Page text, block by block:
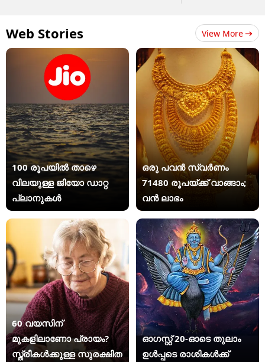
Web Stories View More
100 രൂപയിൽ താഴെ
വിലയുള്ള ജിയോ ഡാറ്റ
പ്ലാനുകൾ
ഒരു പവൻ സ്വർണം
71480 രൂപയ്ക്ക് വാങ്ങാം;
വൻ ലാഭം
60 വയസിന്
മുകളിലാണോ പ്രായം?
സ്ത്രീകള്‍ക്കുള്ള സുരക്ഷിത
ഓഗസ്റ്റ് 20-ഓടെ തുലാം
ഉൾപ്പടെ രാശികൾക്ക്